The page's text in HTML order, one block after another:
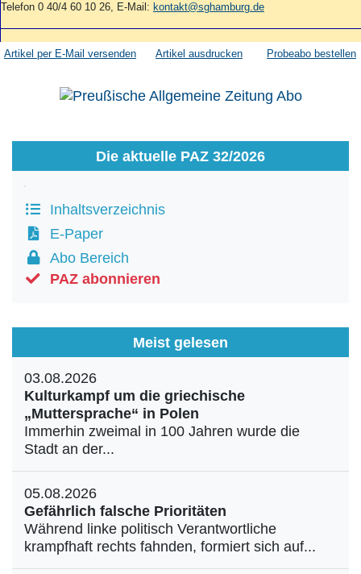
Telefon 0 40/4 60 10 26, E-Mail: kontakt@sghamburg.de
Artikel per E-Mail versenden Artikel ausdrucken Probeabo bestellen
Die aktuelle PAZ 32/2026
Inhaltsverzeichnis
E-Paper
Abo Bereich
PAZ abonnieren
Meist gelesen
03.08.2026
Kulturkampf um die griechische
„Muttersprache“ in Polen
Immerhin zweimal in 100 Jahren wurde die
Stadt an der...
05.08.2026
Gefährlich falsche Prioritäten
Während linke politisch Verantwortliche
krampfhaft rechts fahnden, formiert sich auf...